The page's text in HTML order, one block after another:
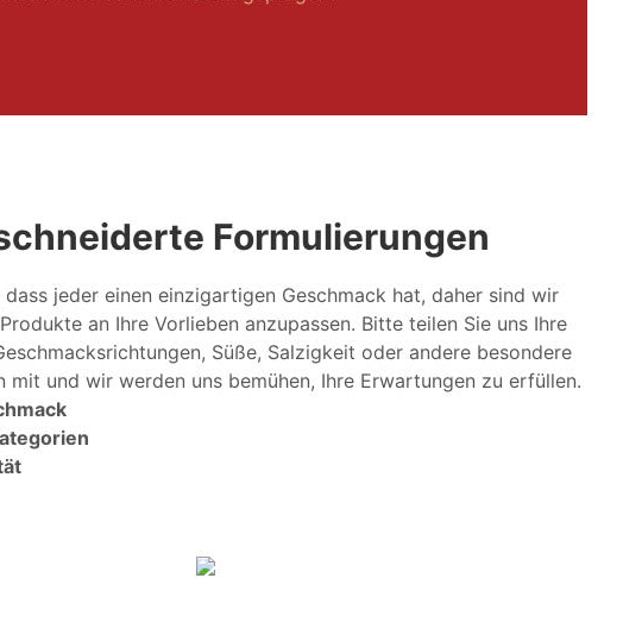
Formulierungen
dass jeder einen einzigartigen Geschmack hat, daher sind wir
an Ihre Vorlieben anzupassen. Bitte teilen Sie uns Ihre
Süße, Salzigkeit oder andere besondere
mit und wir werden uns bemühen, Ihre Erwartungen zu erfüllen.